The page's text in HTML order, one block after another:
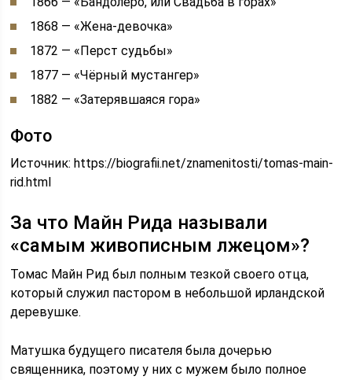
1868 — «Жена-девочка»
1872 — «Перст судьбы»
1877 — «Чёрный мустангер»
1882 — «Затерявшаяся гора»
Фото
Источник:https://biografii.net/znamenitosti/tomas-main-
rid.html
За что Майн Рида называли
«самым живописным лжецом»?
Томас Майн Рид был полным тезкой своего отца,
который служил пастором в небольшой ирландской
деревушке.
Матушка будущего писателя была дочерью
священника, поэтому у них с мужем было полное